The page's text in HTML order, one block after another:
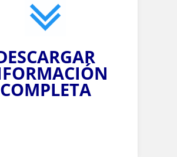
COMPLETA